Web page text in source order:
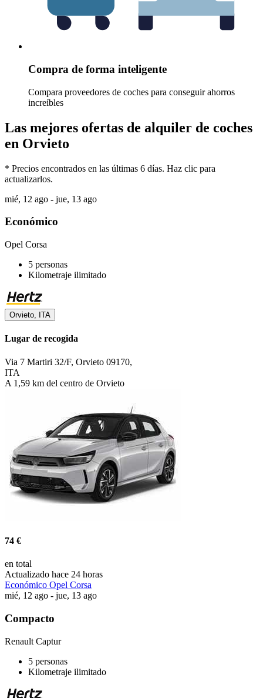
Compra de forma inteligente
Compara proveedores de coches para conseguir ahorros
increíbles
Las mejores ofertas de alquiler de coches
en Orvieto
* Precios encontrados en las últimas 6 días. Haz clic para
actualizarlos.
mié, 12 ago - jue, 13 ago
Económico
Opel Corsa
5 personas
Kilometraje ilimitado
Orvieto, ITA
Lugar de recogida
Via 7 Martiri 32/F, Orvieto 09170,
ITA
A 1,59 km del centro de Orvieto
74 €
en total
Actualizado hace 24 horas
Económico Opel Corsa
mié, 12 ago - jue, 13 ago
Compacto
Renault Captur
5 personas
Kilometraje ilimitado